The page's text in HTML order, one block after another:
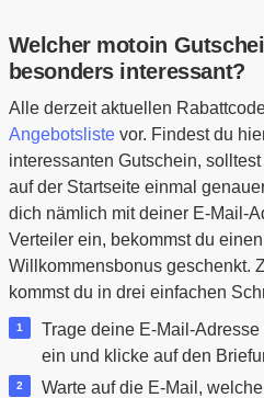
Welcher motoin
besonders interessant?
Alle derzeit aktuellen
Angebotslistevor. Findest du
interessanten Gutschein,
auf der Startseite einmal
dich nämlich mit deiner E-Mail-
Verteiler ein, bekommst du einen
Willkommensbonus geschenkt.
kommst du in drei einfachen
Trage deine E-Mail-
ein und klicke auf den
Warte auf die E-Mail,